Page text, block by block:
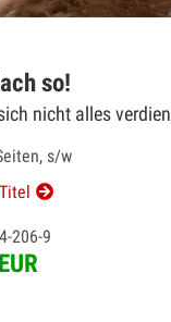
so!
nicht alles
s/w
206-9